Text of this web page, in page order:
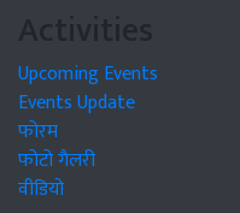
Activities
Upcoming Events
Events Update
फोरम
फोटो गैलरी
वीडियो